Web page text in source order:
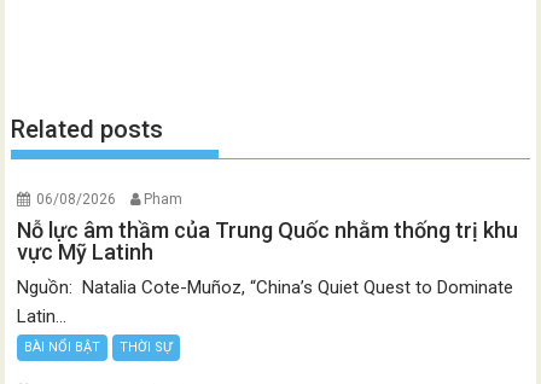
Related posts
06/08/2026 Pham
Nỗ lực âm thầm của Trung Quốc nhằm thống trị khu
vực Mỹ Latinh
Nguồn: Natalia Cote-Muñoz, “China’s Quiet Quest to Dominate
Latin...
BÀI NỔI BẬT THỜI SỰ